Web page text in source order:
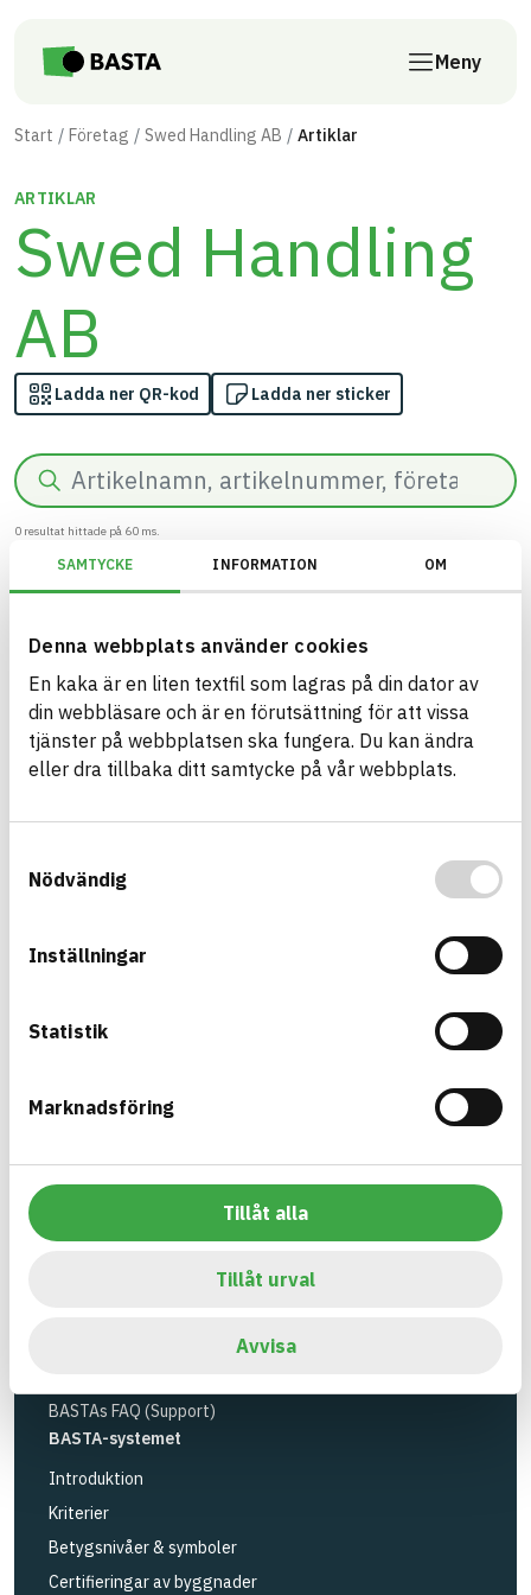
SAMTYCKE INFORMATION OM
Denna webbplats använder cookies
En kaka är en liten textfil som lagras på din dator av
din webbläsare och är en förutsättning för att vissa
tjänster på webbplatsen ska fungera. Du kan ändra
eller dra tillbaka ditt samtycke på vår webbplats.
Nödvändig
Inställningar
Statistik
Marknadsföring
Tillåt alla
Tillåt urval
Avvisa
Meny
Start Företag Swed Handling AB Artiklar
ARTIKLAR
Swed Handling
AB
Ladda ner QR-kod Ladda ner sticker
Sök
0 resultat hittade på 60 ms.
Filter Återställ filter
Miljöbyggnad/Generation 2.X/Indikator 14 - Dokumentation av
Bygg med BASTA - medvetna
BASTA-systemet är ensamt på marknaden om att
erbjuda kostnadsfri och publikt tillgänglig
anläggningsprodukter. BASTA-systemet erbjuder
även bedömningskriterier och betyg kopplat till
Verktyg
Loggbok
BASTAs FAQ (Support)
BASTA-systemet
Introduktion
Kriterier
Betygsnivåer & symboler
Certifieringar av byggnader